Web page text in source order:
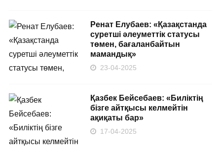
Ренат Елубаев: «Қазақстанда
суретші әлеуметтік статусы
төмен, бағаланбайтын
мамандық»
23-04-2025
Қазбек Бейсебаев: «Биліктің
бізге айтқысы келмейтін
ақиқаты бар»
17-04-2025